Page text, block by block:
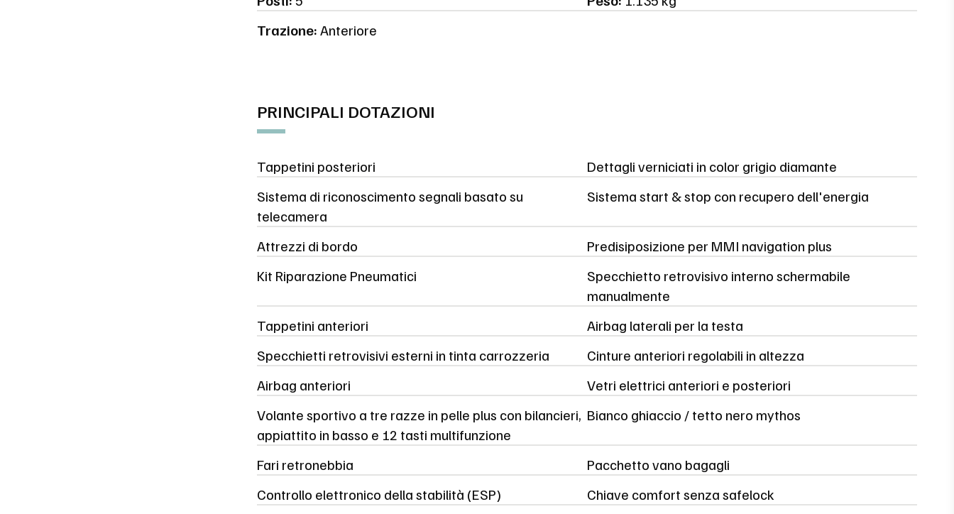
Trazione:Anteriore
PRINCIPALI DOTAZIONI
Tappetini posteriori
Dettagli verniciati in color grigio diamante
Sistema di riconoscimento segnali basato su
telecamera
Sistema start & stop con recupero dell'energia
Attrezzi di bordo
Predisiposizione per MMI navigation plus
Kit Riparazione Pneumatici
Specchietto retrovisivo interno schermabile
manualmente
Tappetini anteriori
Airbag laterali per la testa
Specchietti retrovisivi esterni in tinta carrozzeria
Cinture anteriori regolabili in altezza
Airbag anteriori
Vetri elettrici anteriori e posteriori
Volante sportivo a tre razze in pelle plus con bilancieri,
appiattito in basso e 12 tasti multifunzione
Bianco ghiaccio / tetto nero mythos
Fari retronebbia
Pacchetto vano bagagli
Controllo elettronico della stabilità (ESP)
Chiave comfort senza safelock